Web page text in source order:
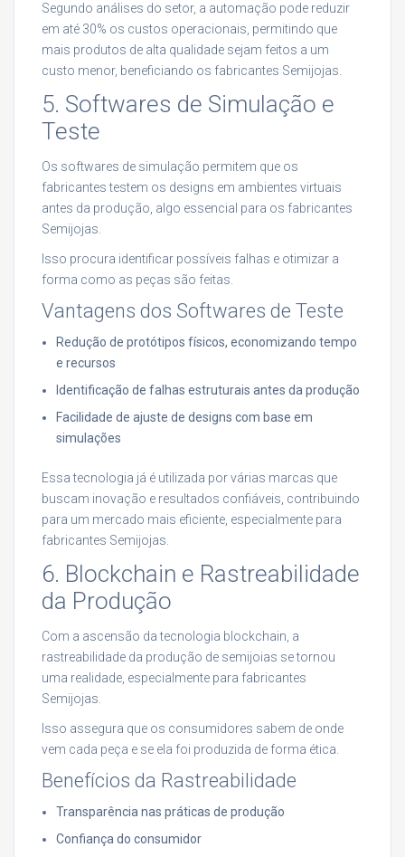
Segundo análises do setor, a automação pode reduzir
em até 30% os custos operacionais, permitindo que
mais produtos de alta qualidade sejam feitos a um
custo menor, beneficiando os fabricantes Semijojas.
5. Softwares de Simulação e
Teste
Os softwares de simulação permitem que os
fabricantes testem os designs em ambientes virtuais
antes da produção, algo essencial para os fabricantes
Semijojas.
Isso procura identificar possíveis falhas e otimizar a
forma como as peças são feitas.
Vantagens dos Softwares de Teste
Redução de protótipos físicos, economizando tempo
e recursos
Identificação de falhas estruturais antes da produção
Facilidade de ajuste de designs com base em
simulações
Essa tecnologia já é utilizada por várias marcas que
buscam inovação e resultados confiáveis, contribuindo
para um mercado mais eficiente, especialmente para
fabricantes Semijojas.
6. Blockchain e Rastreabilidade
da Produção
Com a ascensão da tecnologia blockchain, a
rastreabilidade da produção de semijoias se tornou
uma realidade, especialmente para fabricantes
Semijojas.
Isso assegura que os consumidores sabem de onde
vem cada peça e se ela foi produzida de forma ética.
Benefícios da Rastreabilidade
Transparência nas práticas de produção
Confiança do consumidor